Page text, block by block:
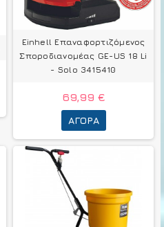
Einhell Επαναφορτιζόμενος
Σποροδιανομέας GE-US 18 Li
- Solo 3415410
69,99 €
ΑΓΟΡΆ